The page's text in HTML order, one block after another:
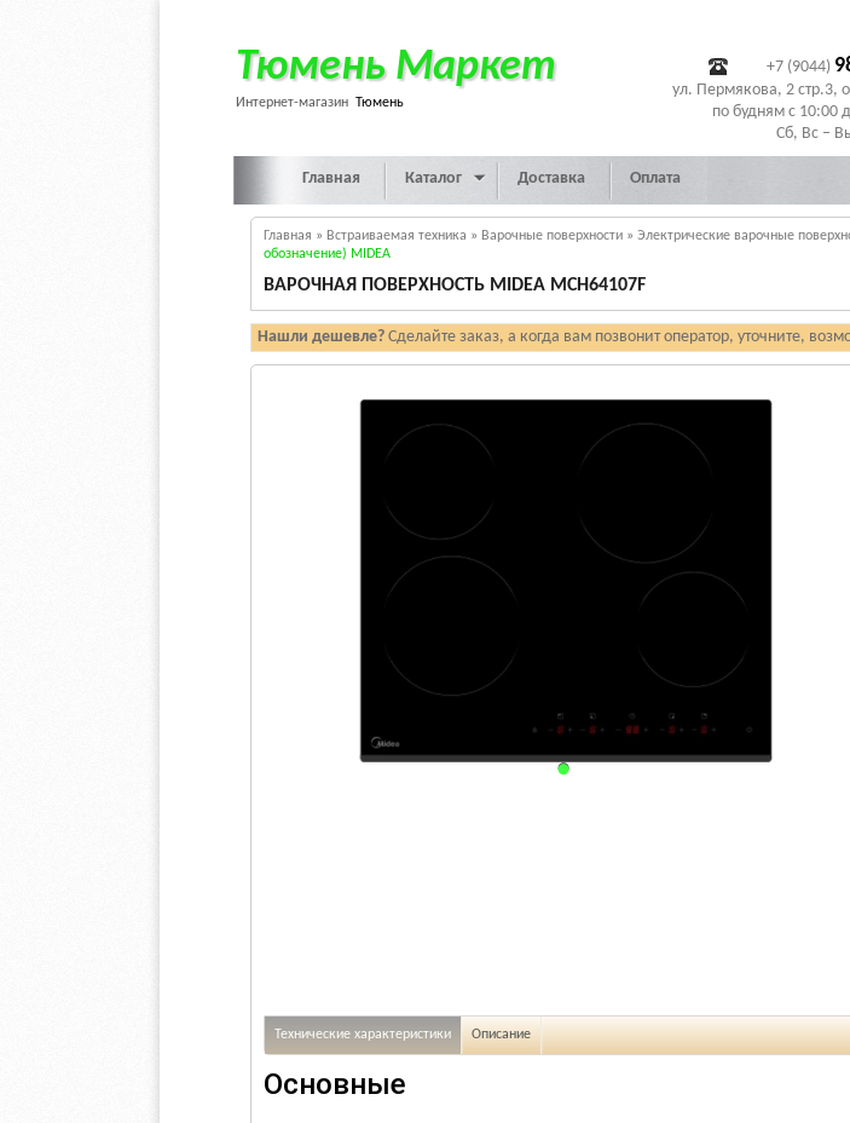
Тюмень Маркет
Интернет-магазин Тюмень
+7 (9044)
ул. Пермякова, 2 стр.3,
по будням с 10:00
Сб, Вс –
Главная Каталог Доставка Оплата
Главная » Встраиваемая техника » Варочные поверхности » Электрические варочные
обозначение) MIDEA
ВАРОЧНАЯ ПОВЕРХНОСТЬ MIDEA MCH64107F
Нашли дешевле? Сделайте заказ, а когда вам позвонит оператор, уточните,
Технические характеристики Описание
Основные